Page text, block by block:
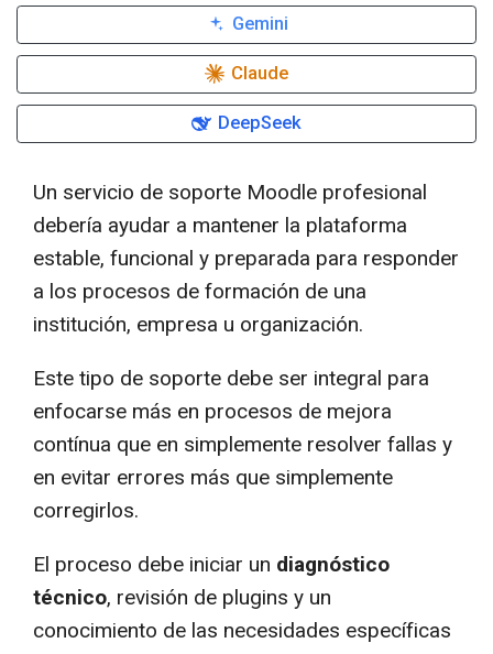
Gemini
Claude
DeepSeek
Un servicio de soporte Moodle profesional
debería ayudar a mantener la plataforma
estable, funcional y preparada para responder
a los procesos de formación de una
institución, empresa u organización.
Este tipo de soporte debe ser integral para
enfocarse más en procesos de mejora
contínua que en simplemente resolver fallas y
en evitar errores más que simplemente
corregirlos.
El proceso debe iniciar un diagnóstico
técnico, revisión de plugins y un
conocimiento de las necesidades específicas